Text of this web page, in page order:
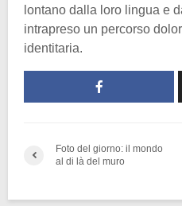
lontano dalla loro lingua e
intrapreso un percorso
identitaria.
Foto del giorno: il mondo
al di là del muro